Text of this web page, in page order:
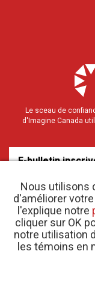
Nous utilisons
d'améliorer
l'explique notre
cliquer sur OK
notre utilisation
les témoins en
Le sceau de
d'Imagine Canada
E-bulletin
© 2026 Crohn et Colite
Site